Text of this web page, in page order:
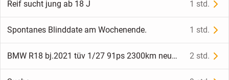
Reif sucht jung ab 18 J 1 std.
Spontanes Blinddate am Wochenende. 1 std.
BMW R18 bj.2021 tüv 1/27 91ps 2300km neuwertig/original 2 std.